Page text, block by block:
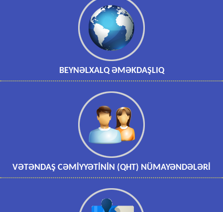
BEYNƏLXALQ ƏMƏKDAŞLIQ
VƏTƏNDAŞ CƏMİYYƏTİNİN (QHT) NÜMAYƏNDƏLƏRİ